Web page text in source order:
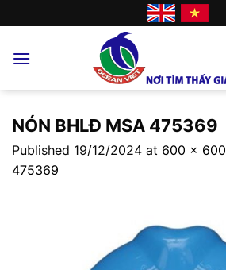
to
NÓN BHLĐ MSA 475369
Published 19/12/2024 at 600 × 600
475369